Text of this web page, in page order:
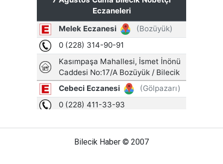
Bilecik Haber © 2007